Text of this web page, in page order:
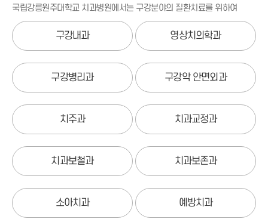
국립강릉원주대학교 치과병원에서는 구강분야의 질환치료를 위하여
구강내과 영상치의학과
구강병리과 구강악 안면외과
치주과 치과교정과
치과보철과 치과보존과
소아치과 예방치과